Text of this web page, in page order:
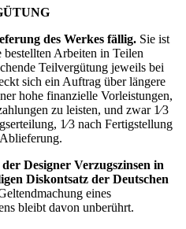
des Werkes fällig. Sie ist
Arbeiten in Teilen
Teilvergütung jeweils bei
sich ein Auftrag über längere
hohe finanzielle Vorleistungen,
zu leisten, und zwar 1⁄3
1⁄3 nach Fertigstellung
Designer Verzugszinsen in
Diskontsatz der Deutschen
eines
bleibt davon unberührt.